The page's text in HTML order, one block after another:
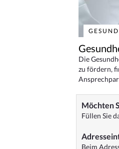
Die
zu fördern,
Möchten
Füllen Sie
Beim